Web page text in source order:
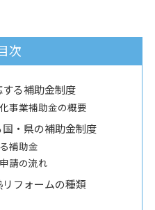
次
る補助金制度
事業補助金の概要
・県の補助金制度
補助金
請の流れ
フォームの種類